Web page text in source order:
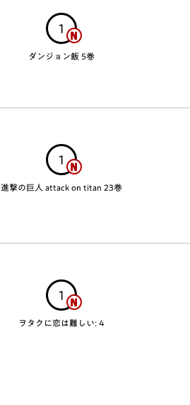
1
ダンジョン飯 5巻
1
進撃の巨人 attack on titan 23巻
1
ヲタクに恋は難しい: 4